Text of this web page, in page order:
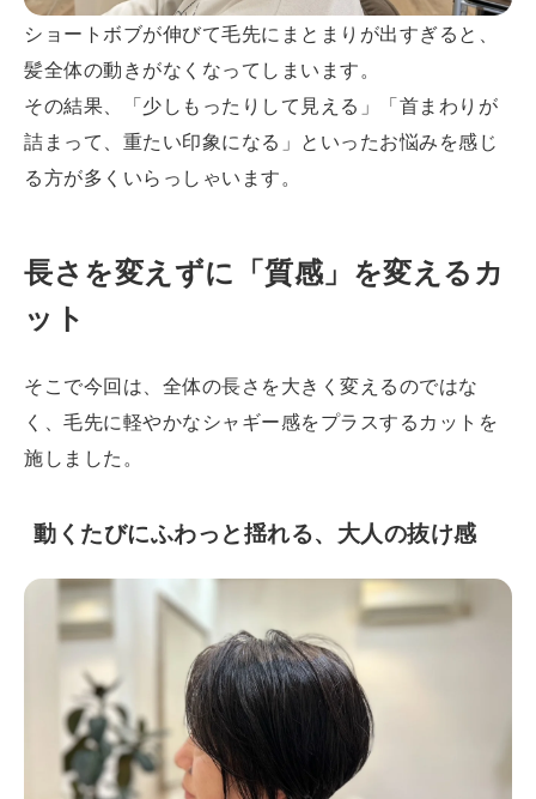
ショートボブが伸びて毛先にまとまりが出すぎると、
髪全体の動きがなくなってしまいます。
その結果、「少しもったりして見える」「首まわりが
詰まって、重たい印象になる」といったお悩みを感じ
る方が多くいらっしゃいます。
長さを変えずに「質感」を変えるカ
ット
そこで今回は、全体の長さを大きく変えるのではな
く、毛先に軽やかなシャギー感をプラスするカットを
施しました。
動くたびにふわっと揺れる、大人の抜け感